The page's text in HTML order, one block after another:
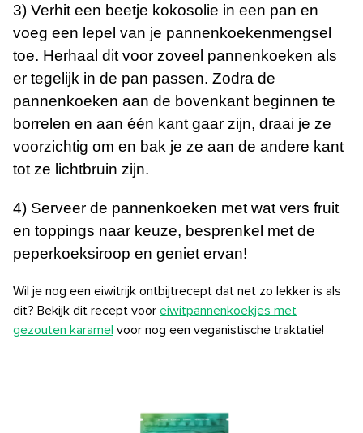
3) Verhit een beetje kokosolie in een pan en
voeg een lepel van je pannenkoekenmengsel
toe. Herhaal dit voor zoveel pannenkoeken als
er tegelijk in de pan passen. Zodra de
pannenkoeken aan de bovenkant beginnen te
borrelen en aan één kant gaar zijn, draai je ze
voorzichtig om en bak je ze aan de andere kant
tot ze lichtbruin zijn.
4) Serveer de pannenkoeken met wat vers fruit
en toppings naar keuze, besprenkel met de
peperkoeksiroop en geniet ervan!
Wil je nog een eiwitrijk ontbijtrecept dat net zo lekker is als
dit? Bekijk dit recept voor eiwitpannenkoekjes met
gezouten karamel voor nog een veganistische traktatie!